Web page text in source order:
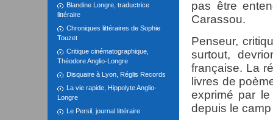
Blandine Longre, traductrice
littéraire
Chroniques littéraires de Sophie
Touzet
Critique cinématographique,
Théodore Anglio-Longre
Disquaire à Lyon, Réglis Records
La vie rapide, Hippolyte Anglio-
Longre
Le Persil, journal littéraire
pas être
Carassou.
Penseur,
surtout,
française. La
livres de
exprimé par
depuis le